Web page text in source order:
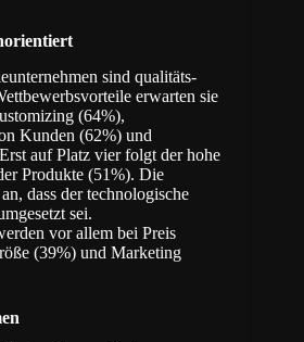
sind qualitäts-
erwarten sie
(64%),
Kunden (62%) und
auf Platz vier folgt der hohe
Produkte (51%). Die
dass der technologische
sei.
vor allem bei Preis
(39%) und Marketing